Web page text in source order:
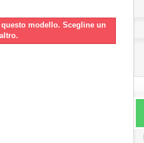
modello. Scegline un
altro.